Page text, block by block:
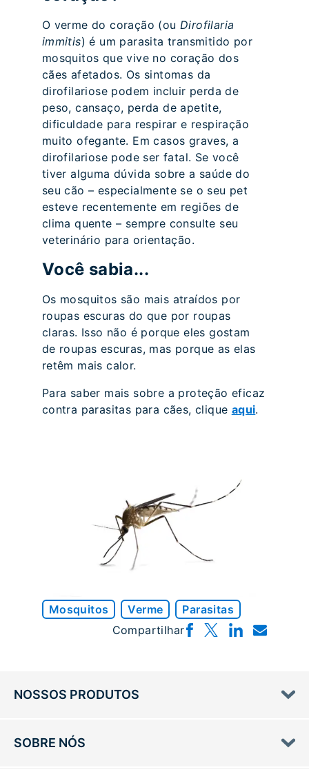
O verme do coração (ou Dirofilaria
immitis) é um parasita transmitido por
mosquitos que vive no coração dos
cães afetados. Os sintomas da
dirofilariose podem incluir perda de
peso, cansaço, perda de apetite,
dificuldade para respirar e respiração
muito ofegante. Em casos graves, a
dirofilariose pode ser fatal. Se você
tiver alguma dúvida sobre a saúde do
seu cão – especialmente se o seu pet
esteve recentemente em regiões de
clima quente – sempre consulte seu
veterinário para orientação.
Você sabia...
Os mosquitos são mais atraídos por
roupas escuras do que por roupas
claras. Isso não é porque eles gostam
de roupas escuras, mas porque as elas
retêm mais calor.
Para saber mais sobre a proteção eficaz
contra parasitas para cães, clique aqui.
Mosquitos Verme
Parasitas
Compartilhar
NOSSOS PRODUTOS
SOBRE NÓS